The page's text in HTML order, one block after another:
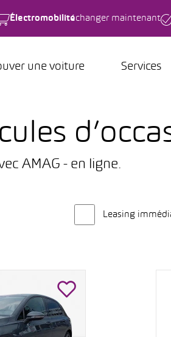
Électromobilitéchanger maintenant
une voiture Services
AMAG - en ligne.
Leasing